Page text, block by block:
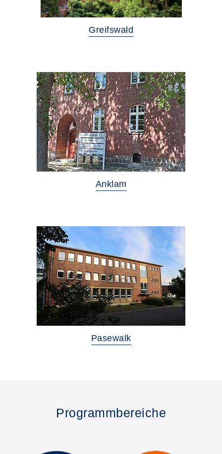
Greifswald
Anklam
Pasewalk
Programmbereiche